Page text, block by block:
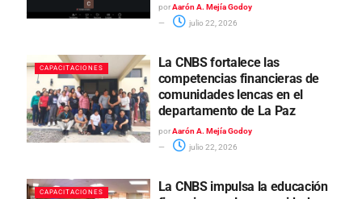
por Aarón A. Mejía Godoy
julio 22, 2026
CAPACITACIONES
La CNBS fortalece las
competencias financieras de
comunidades lencas en el
departamento de La Paz
por Aarón A. Mejía Godoy
julio 22, 2026
CAPACITACIONES
La CNBS impulsa la educación